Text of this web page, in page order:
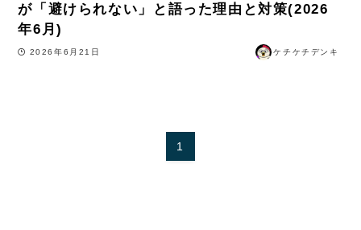
が「避けられない」と語った理由と対策(2026
年6月)
2026年6月21日 ケチケチデンキ
1